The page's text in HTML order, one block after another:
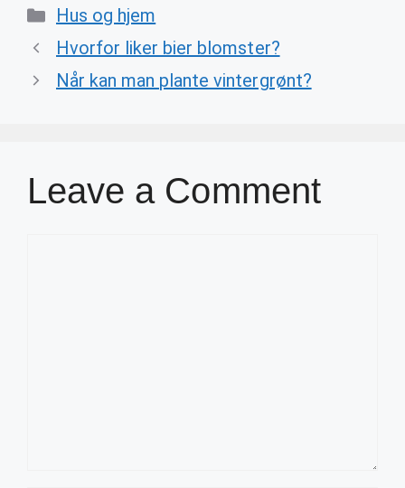
Categories
Hus og hjem
Hvorfor liker bier blomster?
Når kan man plante vintergrønt?
Leave a Comment